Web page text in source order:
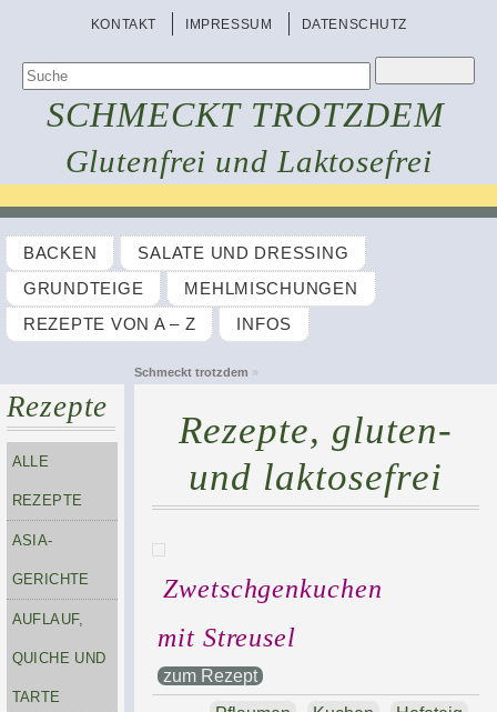
KONTAKT IMPRESSUM DATENSCHUTZ
SCHMECKT TROTZDEM
Glutenfrei und Laktosefrei
BACKEN
SALATE UND DRESSING
GRUNDTEIGE
MEHLMISCHUNGEN
REZEPTE VON A – Z
INFOS
Schmeckt trotzdem »
Rezepte
ALLE
REZEPTE
ASIA-
GERICHTE
AUFLAUF,
QUICHE UND
TARTE
Rezepte, gluten-
und laktosefrei
Zwetschgenkuchen
mit Streusel
zum Rezept